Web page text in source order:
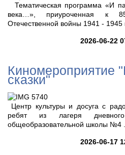
2026-06-22
Тематическая программа «И
века…», приуроченная к
Отечественной войны 1941 - 1945
Киномероприятие
сказки"
2026-06-17
Центр культуры и досуга с
ребят из лагеря
общеобразовательной школы №4